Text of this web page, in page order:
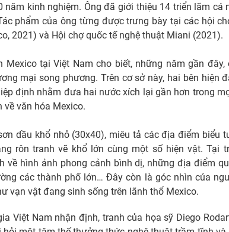
năm kinh nghiệm. Ông đã giới thiệu 14 triển lãm cá
phẩm của ông từng được trưng bày tại các hội
2021) và Hội chợ quốc tế nghệ thuật Miani (2021).
Mexico tại Việt Nam cho biết, những năm gần
mại song phương. Trên cơ sở này, hai bên hiện
định nhằm đưa hai nước xích lại gần hơn trong
về văn hóa Mexico.
dầu khổ nhỏ (30x40), miêu tả các địa điểm biểu
rôn tranh vẽ khổ lớn cùng một số hiện vật. Tại
về hình ảnh phong cảnh bình dị, những địa điểm
các thành phố lớn… Đây còn là góc nhìn của
vạn vật đang sinh sống trên lãnh thổ Mexico.
Việt Nam nhận định, tranh của họa sỹ Diego